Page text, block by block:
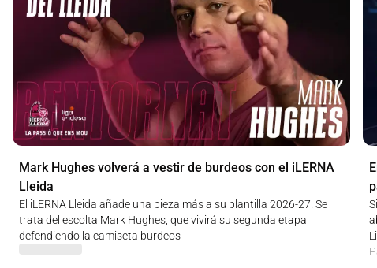
Mark Hughes volverá a vestir de burdeos con el iLERNA
Lleida
El iLERNA Lleida añade una pieza más a su plantilla 2026-27. Se
trata del escolta Mark Hughes, que vivirá su segunda etapa
defendiendo la camiseta burdeos